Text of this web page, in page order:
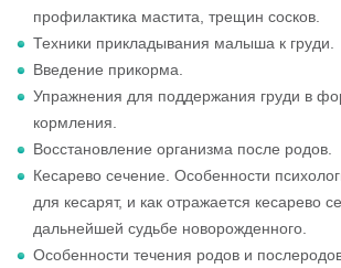
профилактика мастита, трещин сосков.
Техники прикладывания малыша к груди.
Введение прикорма.
Упражнения для поддержания груди в
кормления.
Восстановление организма после родов.
Кесарево сечение. Особенности
для кесарят, и как отражается кесарево
дальнейшей судьбе новорожденного.
Особенности течения родов и